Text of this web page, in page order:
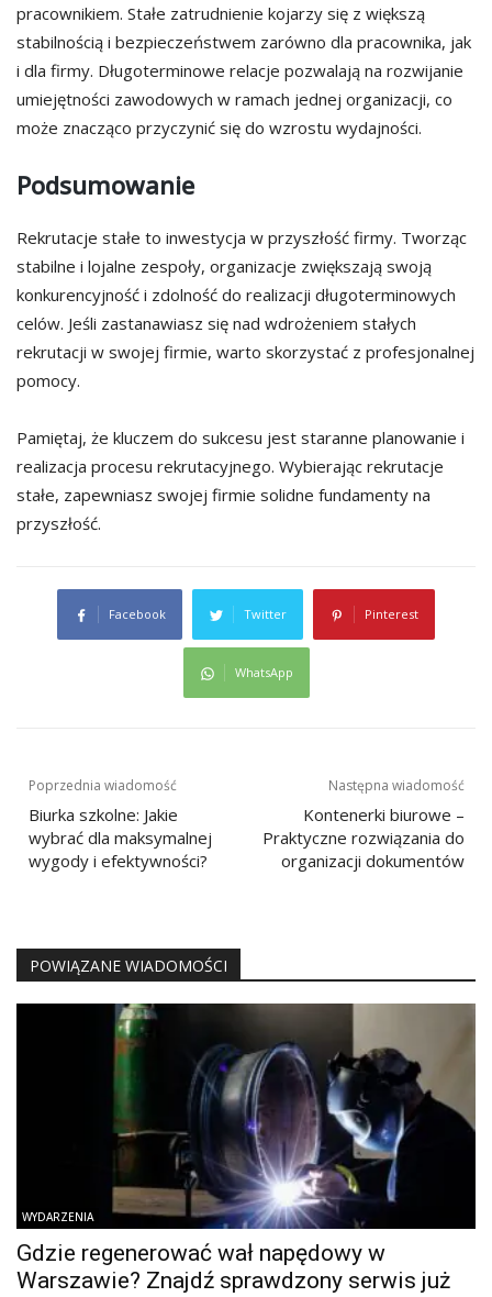
pracownikiem. Stałe zatrudnienie kojarzy się z większą
stabilnością i bezpieczeństwem zarówno dla pracownika, jak
i dla firmy. Długoterminowe relacje pozwalają na rozwijanie
umiejętności zawodowych w ramach jednej organizacji, co
może znacząco przyczynić się do wzrostu wydajności.
Podsumowanie
Rekrutacje stałe to inwestycja w przyszłość firmy. Tworząc
stabilne i lojalne zespoły, organizacje zwiększają swoją
konkurencyjność i zdolność do realizacji długoterminowych
celów. Jeśli zastanawiasz się nad wdrożeniem stałych
rekrutacji w swojej firmie, warto skorzystać z profesjonalnej
pomocy.
Pamiętaj, że kluczem do sukcesu jest staranne planowanie i
realizacja procesu rekrutacyjnego. Wybierając rekrutacje
stałe, zapewniasz swojej firmie solidne fundamenty na
przyszłość.
Facebook Twitter Pinterest
WhatsApp
Nawigacja
wpisu
Poprzednia wiadomość
Biurka szkolne: Jakie
wybrać dla maksymalnej
wygody i efektywności?
Następna wiadomość
Kontenerki biurowe –
Praktyczne rozwiązania do
organizacji dokumentów
POWIĄZANE WIADOMOŚCI
WYDARZENIA
Gdzie regenerować wał napędowy w
Warszawie? Znajdź sprawdzony serwis już